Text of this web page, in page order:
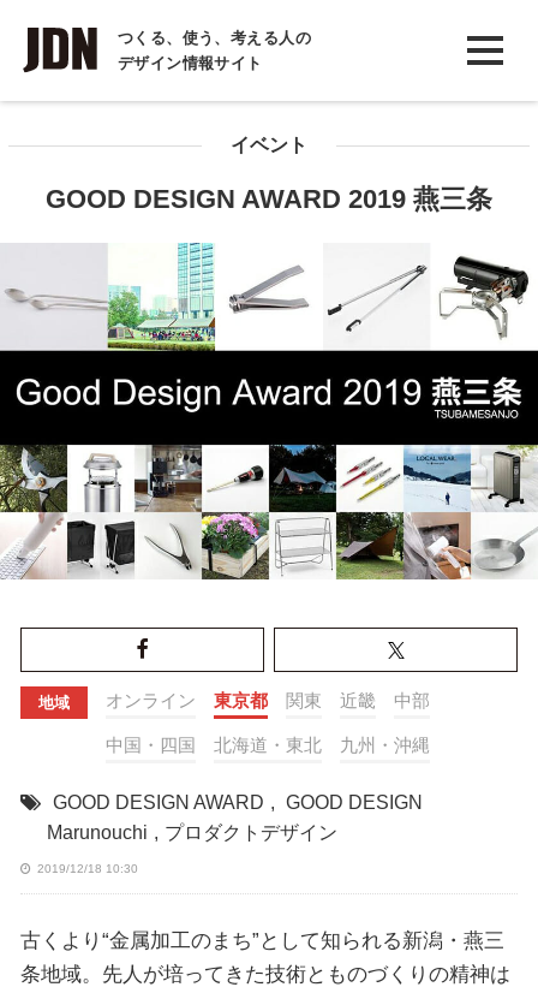
つくる、使う、考える人の
デザイン情報サイト
INTERVIEW
インタビュー
イベント
GOOD DESIGN AWARD 2019 燕三条
地域 オンライン 東京都 関東 近畿 中部
中国・四国 北海道・東北 九州・沖縄
GOOD DESIGN AWARD , GOOD DESIGN
Marunouchi , プロダクトデザイン
2019/12/18 10:30
古くより“金属加工のまち”として知られる新潟・燕三
条地域。先人が培ってきた技術とものづくりの精神は